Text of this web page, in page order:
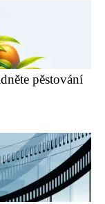
pěstování